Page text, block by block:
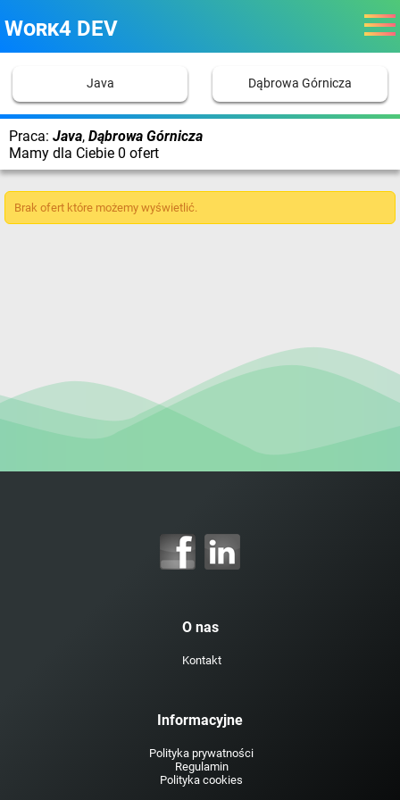
Work4 DEV
Java Dąbrowa Górnicza
Praca: Java, Dąbrowa Górnicza
Mamy dla Ciebie 0 ofert
Brak ofert które możemy wyświetlić.
O nas
Kontakt
Informacyjne
Polityka prywatności
Regulamin
Polityka cookies